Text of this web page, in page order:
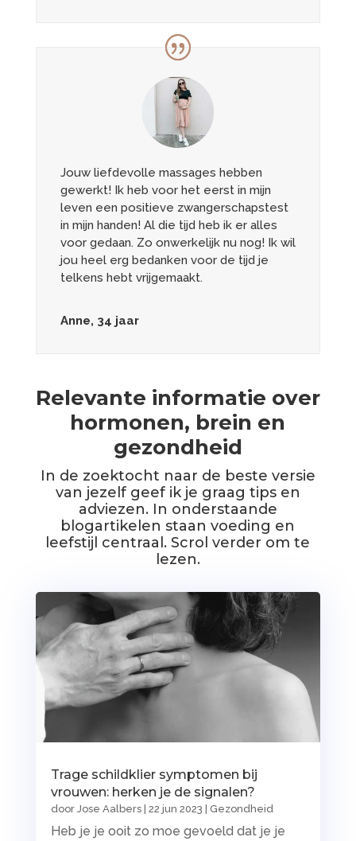
Jouw liefdevolle massages hebben
gewerkt! Ik heb voor het eerst in mijn
leven een positieve zwangerschapstest
in mijn handen! Al die tijd heb ik er alles
voor gedaan. Zo onwerkelijk nu nog! Ik wil
jou heel erg bedanken voor de tijd je
telkens hebt vrijgemaakt.
Anne, 34 jaar
Relevante informatie over
hormonen, brein en
gezondheid
In de zoektocht naar de beste versie
van jezelf geef ik je graag tips en
adviezen. In onderstaande
blogartikelen staan voeding en
leefstijl centraal. Scrol verder om te
lezen.
Trage schildklier symptomen bij
vrouwen: herken je de signalen?
door Jose Aalbers| 22 jun 2023 Gezondheid
Heb je je ooit zo moe gevoeld dat je je